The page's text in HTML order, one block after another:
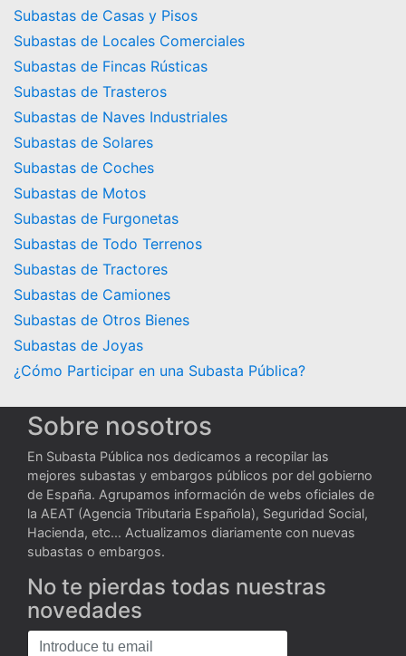
Subastas de Casas y Pisos
Subastas de Locales Comerciales
Subastas de Fincas Rústicas
Subastas de Trasteros
Subastas de Naves Industriales
Subastas de Solares
Subastas de Coches
Subastas de Motos
Subastas de Furgonetas
Subastas de Todo Terrenos
Subastas de Tractores
Subastas de Camiones
Subastas de Otros Bienes
Subastas de Joyas
¿Cómo Participar en una Subasta Pública?
Sobre nosotros
En Subasta Pública nos dedicamos a recopilar las
mejores subastas y embargos públicos por del gobierno
de España. Agrupamos información de webs oficiales de
la AEAT (Agencia Tributaria Española), Seguridad Social,
Hacienda, etc... Actualizamos diariamente con nuevas
subastas o embargos.
No te pierdas todas nuestras
novedades